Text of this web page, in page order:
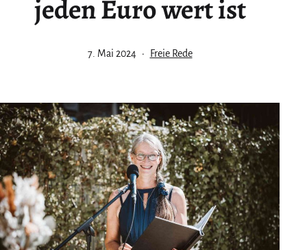
jeden Euro wert ist
Veröffentlicht
7. Mai 2024
Kategorisiert
Freie Rede